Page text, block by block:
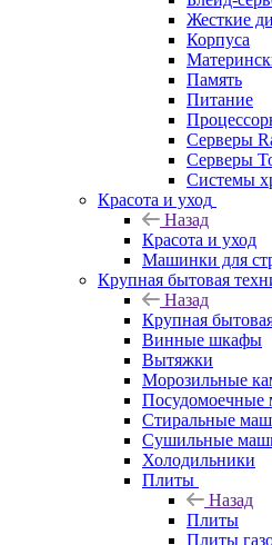
Жесткие
Корпуса
Память
Питание
Серверы
Серверы
Системы
Красота и уход
Назад
Красота и уход
Машинки для
Крупная бытовая
Назад
Крупная
Винные шкафы
Вытяжки
Морозильные
Стиральные
Сушильные
Холодильники
Плиты
Назад
Плиты
Плиты